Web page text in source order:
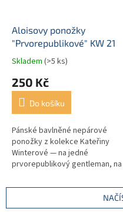
Aloisovy ponožky
"Prvorepublikové" KW 21
Skladem (>5 ks)
250 Kč
Do košíku
Pánské bavlněné nepárové
ponožky z kolekce Kateřiny
Winterové — na jedné
prvorepublikový gentleman, na
mozku. Záměrně různé, v